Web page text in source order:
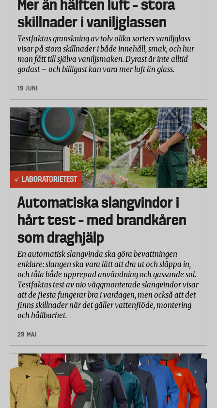
kronor vid betalning med betal- eller kreditkort.
Krav: Mer än 50 procent av resan måste betalas med
kort, via bankgiro, internetbetalning eller
direktbetalning via ditt bankkonto.
Vilka täcks av försäkringen? Du och din familj (barn
upp till 23 år som bor hemma). Även andra
medresenärer med kort i Swedbank.
Mer än hälften luft – stora
skillnader i vaniljglassen
Testfaktas granskning av tolv olika sorters vaniljglass
visar på stora skillnader i både innehåll, smak, och hur
man fått till själva vaniljsmaken. Dyrast är inte alltid
godast – och billigast kan vara mer luft än glass.
19 JUNI
LABORATORIETEST
Automatiska slangvindor i
hårt test – med brandkåren
som draghjälp
En automatisk slangvinda ska göra bevattningen
enklare: slangen ska vara lätt att dra ut och släppa in,
och tåla både upprepad användning och gassande sol.
Testfaktas test av nio väggmonterade slangvindor visar
att de flesta fungerar bra i vardagen, men också att det
finns skillnader när det gäller vattenflöde, montering
och hållbarhet.
29 MAJ